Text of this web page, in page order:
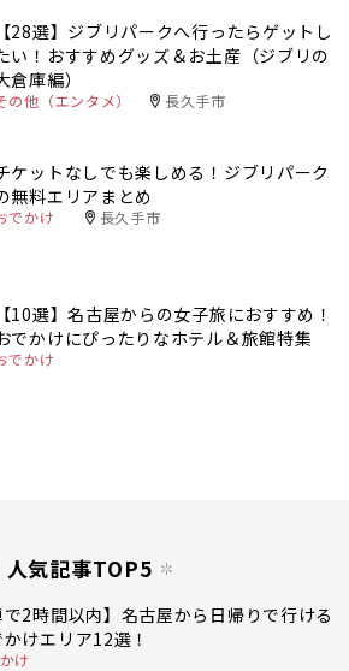
【28選】ジブリパークへ行ったらゲットし
い！おすすめグッズ＆お土産（ジブリの
倉庫編）
の他（エンタメ） 長久手市
ケットなしでも楽しめる！ジブリパーク
無料エリアまとめ
でかけ 長久手市
【10選】名古屋からの女子旅におすすめ！
でかけにぴったりなホテル＆旅館特集
でかけ
人気記事TOP5
で2時間以内】名古屋から日帰りで行ける
かけエリア12選！
け